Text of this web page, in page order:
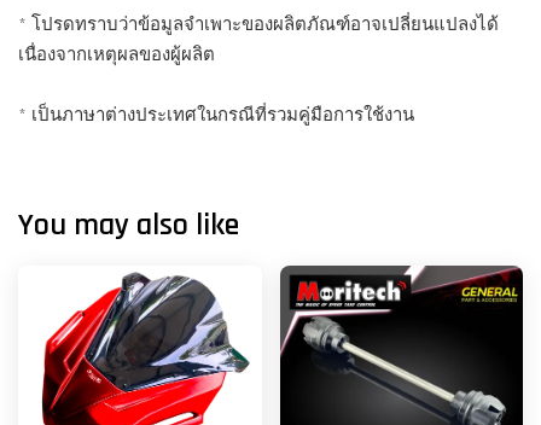
* โปรดทราบว่าข้อมูลจำเพาะของผลิตภัณฑ์อาจเปลี่ยนแปลงได้
เนื่องจากเหตุผลของผู้ผลิต
* เป็นภาษาต่างประเทศในกรณีที่รวมคู่มือการใช้งาน
You may also like